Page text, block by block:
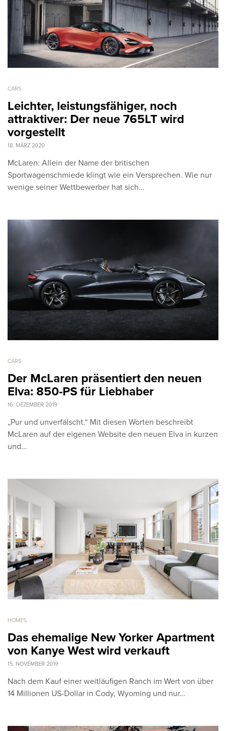
CARS
Leichter, leistungsfähiger, noch
attraktiver: Der neue 765LT wird
vorgestellt
18. MÄRZ 2020
McLaren: Allein der Name der britischen
Sportwagenschmiede klingt wie ein Versprechen. Wie nur
wenige seiner Wettbewerber hat sich…
CARS
Der McLaren präsentiert den neuen
Elva: 850-PS für Liebhaber
16. DEZEMBER 2019
„Pur und unverfälscht.“ Mit diesen Worten beschreibt
McLaren auf der eigenen Website den neuen Elva in kurzen
und…
HOMES
Das ehemalige New Yorker Apartment
von Kanye West wird verkauft
15. NOVEMBER 2019
Nach dem Kauf einer weitläufigen Ranch im Wert von über
14 Millionen US-Dollar in Cody, Wyoming und nur…